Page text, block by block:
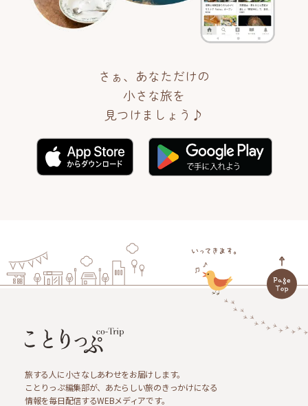
さぁ、あなただけの
小さな旅を
見つけましょう♪
旅する人に小さなしあわせをお届けします。
ことりっぷ編集部が、あたらしい旅のきっかけになる
情報を毎日配信するWEBメディアです。